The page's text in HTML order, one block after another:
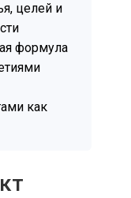
целей и
формула
как